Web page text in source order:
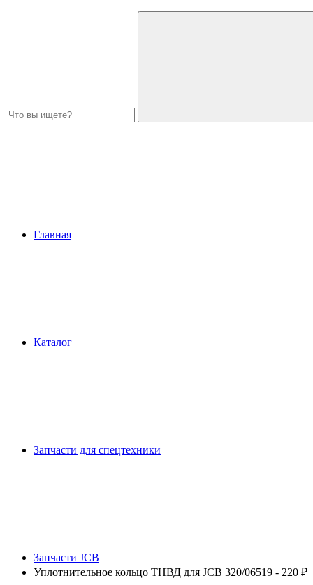
Главная
Каталог
Запчасти для спецтехники
Запчасти JCB
Уплотнительное кольцо ТНВД для JCB 320/06519 - 220 ₽